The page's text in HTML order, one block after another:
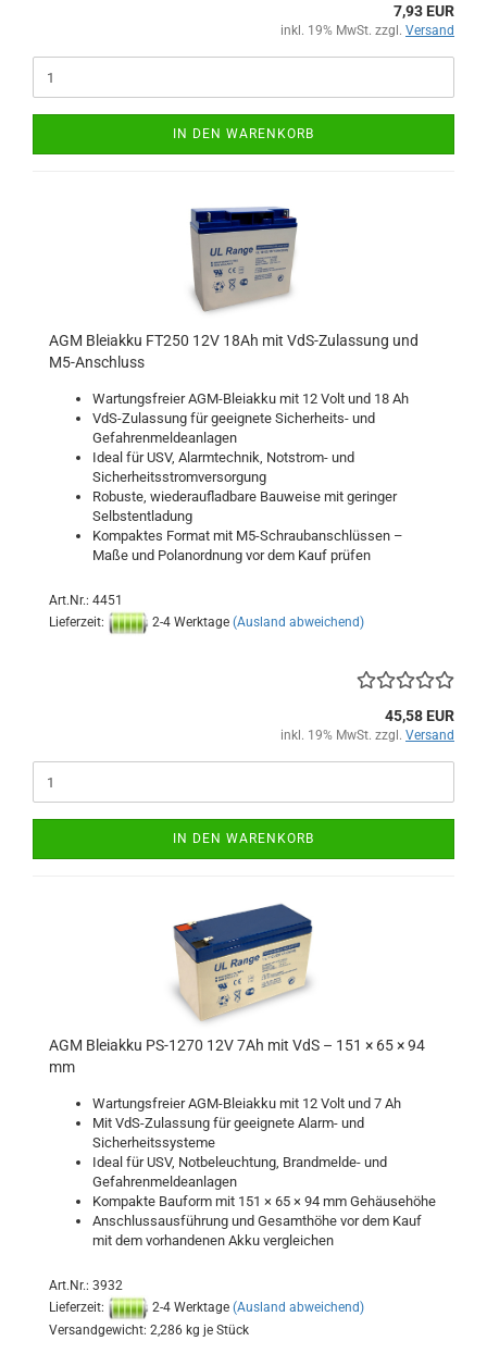
7,93 EUR
inkl. 19% MwSt. zzgl. Versand
IN DEN WARENKORB
AGM Bleiakku FT250 12V 18Ah mit VdS-Zulassung und
M5-Anschluss
Wartungsfreier AGM-Bleiakku mit 12 Volt und 18 Ah
VdS-Zulassung für geeignete Sicherheits- und
Gefahrenmeldeanlagen
Ideal für USV, Alarmtechnik, Notstrom- und
Sicherheitsstromversorgung
Robuste, wiederaufladbare Bauweise mit geringer
Selbstentladung
Kompaktes Format mit M5-Schraubanschlüssen –
Maße und Polanordnung vor dem Kauf prüfen
Art.Nr.: 4451
Lieferzeit:
2-4 Werktage (Ausland abweichend)
45,58 EUR
inkl. 19% MwSt. zzgl. Versand
IN DEN WARENKORB
AGM Bleiakku PS-1270 12V 7Ah mit VdS – 151 × 65 × 94
mm
Wartungsfreier AGM-Bleiakku mit 12 Volt und 7 Ah
Mit VdS-Zulassung für geeignete Alarm- und
Sicherheitssysteme
Ideal für USV, Notbeleuchtung, Brandmelde- und
Gefahrenmeldeanlagen
Kompakte Bauform mit 151 × 65 × 94 mm Gehäusehöhe
Anschlussausführung und Gesamthöhe vor dem Kauf
mit dem vorhandenen Akku vergleichen
Art.Nr.: 3932
Lieferzeit:
2-4 Werktage (Ausland abweichend)
Versandgewicht: 2,286 kg je Stück